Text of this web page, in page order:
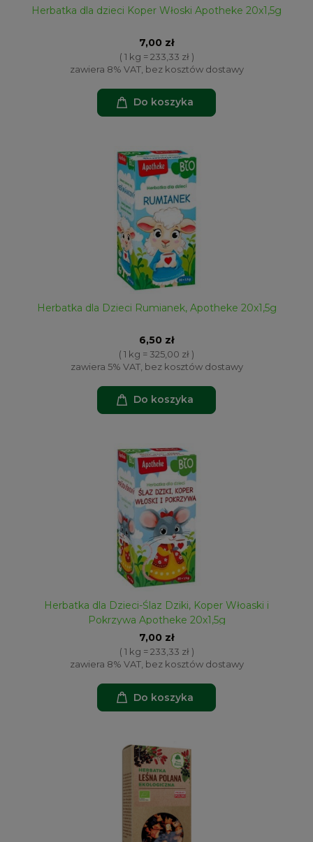
Herbatka dla dzieci Koper Włoski Apotheke 20x1,5g
7,00 zł
( 1 kg = 233,33 zł )
zawiera 8% VAT, bez kosztów dostawy
Do koszyka
Herbatka dla Dzieci Rumianek, Apotheke 20x1,5g
6,50 zł
( 1 kg = 325,00 zł )
zawiera 5% VAT, bez kosztów dostawy
Do koszyka
Herbatka dla Dzieci-Ślaz Dziki, Koper Włoaski i
Pokrzywa Apotheke 20x1,5g
7,00 zł
( 1 kg = 233,33 zł )
zawiera 8% VAT, bez kosztów dostawy
Do koszyka